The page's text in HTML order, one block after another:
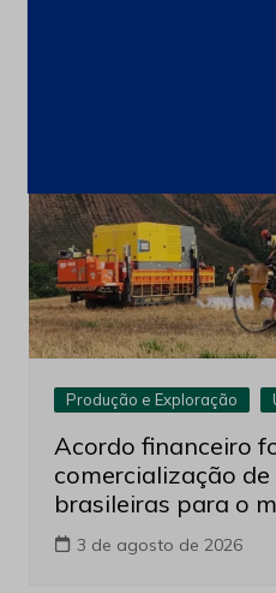
Produção e Exploração
Acordo financeiro
comercialização
brasileiras para o
3 de agosto de 2026